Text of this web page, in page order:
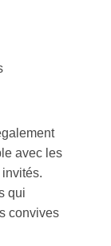
avec les
qui
convives